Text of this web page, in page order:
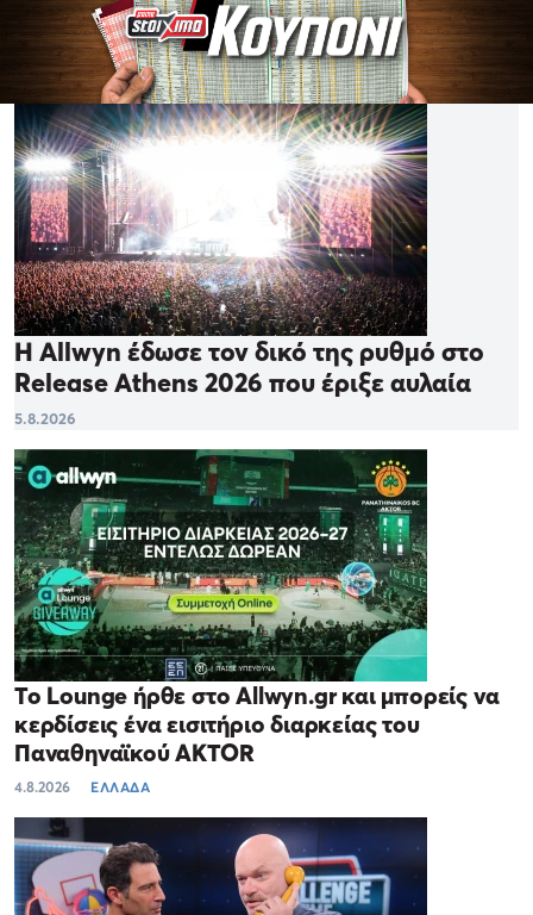
Η Allwyn έδωσε τον δικό της ρυθμό στο
Release Athens 2026 που έριξε αυλαία
5.8.2026
Το Lounge ήρθε στο Allwyn.gr και μπορείς να
κερδίσεις ένα εισιτήριο διαρκείας του
Παναθηναϊκού AKTOR
4.8.2026 ΕΛΛΑΔΑ